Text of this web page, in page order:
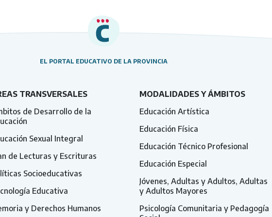
EL PORTAL EDUCATIVO DE LA PROVINCIA
TRANSVERSALES
de Desarrollo de la
Sexual Integral
de Lecturas y Escrituras
Socioeducativas
Educativa
y Derechos Humanos
MODALIDADES Y ÁMBITOS
Educación Artística
Educación Física
Educación Técnico Profesional
Educación Especial
Jóvenes, Adultas y Adultos, Adultas
y Adultos Mayores
Psicología Comunitaria y Pedagogía